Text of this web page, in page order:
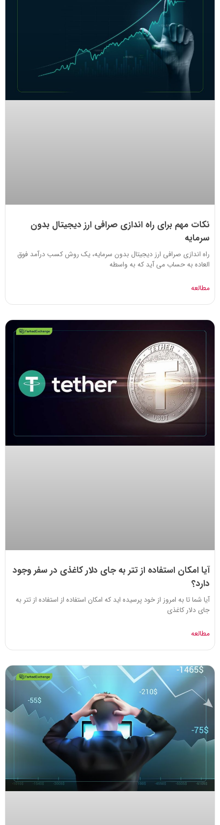
نکات مهم برای راه اندازی صرافی ارز دیجیتال بدون
سرمایه
راه اندازی صرافی ارز دیجیتال بدون سرمایه، یک روش کسب درآمد فوق
العاده به حساب می آید که به واسطه
مطالعه
آیا امکان استفاده از تتر به جای دلار کاغذی در سفر وجود
دارد؟
آیا شما تا به امروز از خود پرسیده اید که امکان استفاده از استفاده از تتر به
جای دلار کاغذی
مطالعه